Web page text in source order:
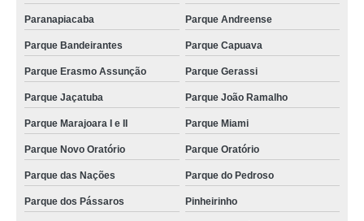
Paranapiacaba Parque Andreense
Parque Bandeirantes Parque Capuava
Parque Erasmo Assunção Parque Gerassi
Parque Jaçatuba Parque João Ramalho
Parque Marajoara I e II Parque Miami
Parque Novo Oratório Parque Oratório
Parque das Nações Parque do Pedroso
Parque dos Pássaros Pinheirinho